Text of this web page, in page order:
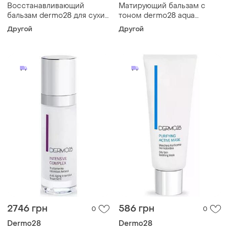
Восстанавливающий
бальзам dermo28 для сухих
участков и губ nutriage
soothing formula 15 мл
Другой
Матирующий бальзам с
тоном dermo28 aqua
blemish balm 30 мл
Другой
2746 грн 0
Dermo28
586 грн 0
Dermo28